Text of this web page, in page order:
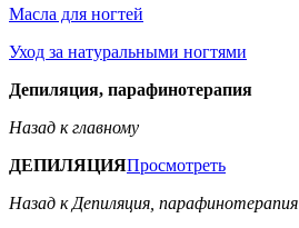
Масла для ногтей
Уход за натуральными ногтями
Депиляция, парафинотерапия
Назад к главному
ДЕПИЛЯЦИЯПросмотреть
Назад к Депиляция, парафинотерапия